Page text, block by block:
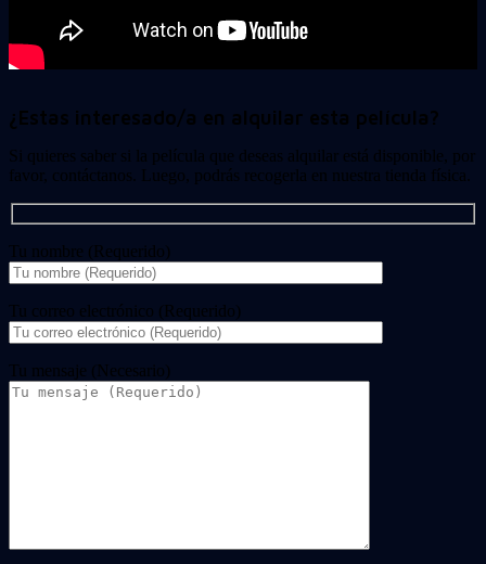
¿Estas interesado/a en alquilar esta película?
Si quieres saber si la película que deseas alquilar está disponible, por
favor, contáctanos. Luego, podrás recogerla en nuestra tienda física.
Tu nombre (Requerido)
Tu correo electrónico (Requerido)
Tu mensaje (Necesario)